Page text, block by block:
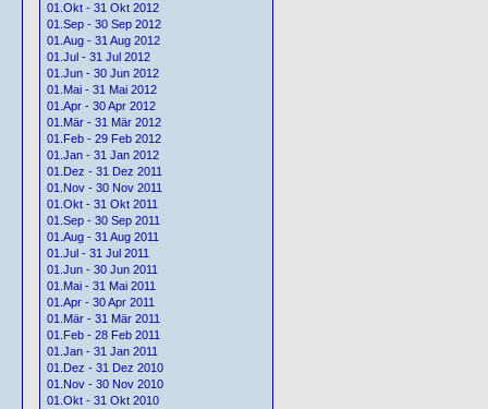
01.Okt - 31 Okt 2012
01.Sep - 30 Sep 2012
01.Aug - 31 Aug 2012
01.Jul - 31 Jul 2012
01.Jun - 30 Jun 2012
01.Mai - 31 Mai 2012
01.Apr - 30 Apr 2012
01.Mär - 31 Mär 2012
01.Feb - 29 Feb 2012
01.Jan - 31 Jan 2012
01.Dez - 31 Dez 2011
01.Nov - 30 Nov 2011
01.Okt - 31 Okt 2011
01.Sep - 30 Sep 2011
01.Aug - 31 Aug 2011
01.Jul - 31 Jul 2011
01.Jun - 30 Jun 2011
01.Mai - 31 Mai 2011
01.Apr - 30 Apr 2011
01.Mär - 31 Mär 2011
01.Feb - 28 Feb 2011
01.Jan - 31 Jan 2011
01.Dez - 31 Dez 2010
01.Nov - 30 Nov 2010
01.Okt - 31 Okt 2010